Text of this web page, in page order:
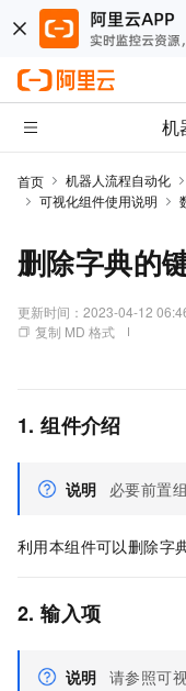
机
首页 机器人流程自动化
可视化组件使用说明
删除字典的
更新时间： 2023-04-12
复制 MD 格式
1. 组件介绍
说明 必要前置
利用本组件可以删除字
2. 输入项
说明 请参照可